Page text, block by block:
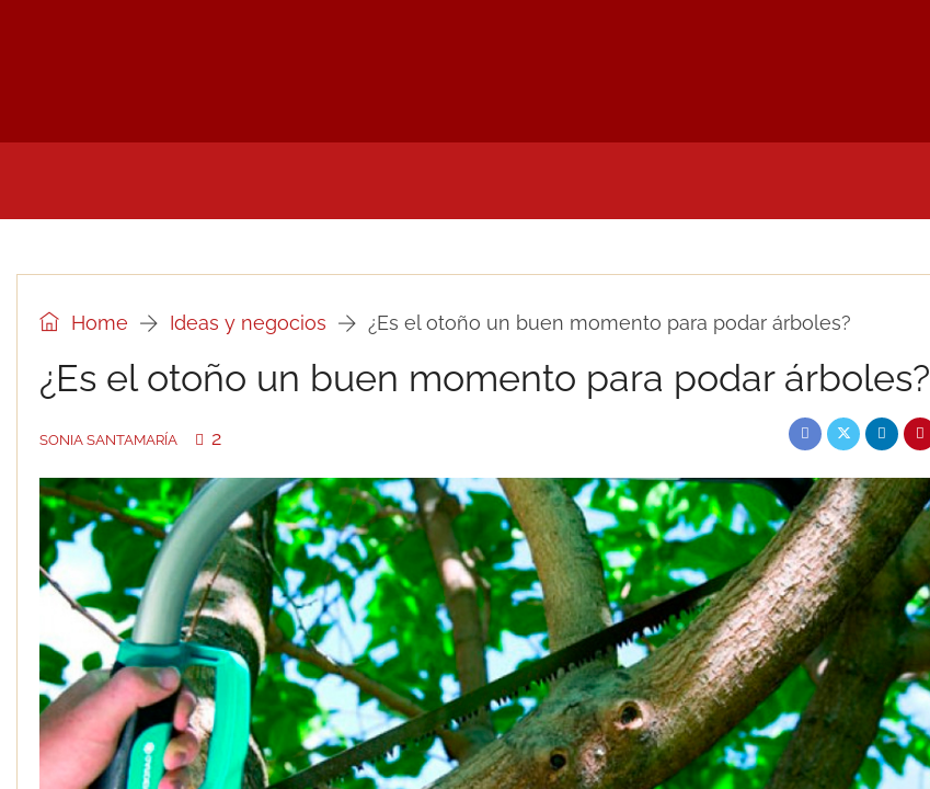
Home Ideas y negocios ¿Es el otoño un buen momento para podar árboles?
¿Es el otoño un buen momento para podar árboles?
SONIA SANTAMARÍA 2